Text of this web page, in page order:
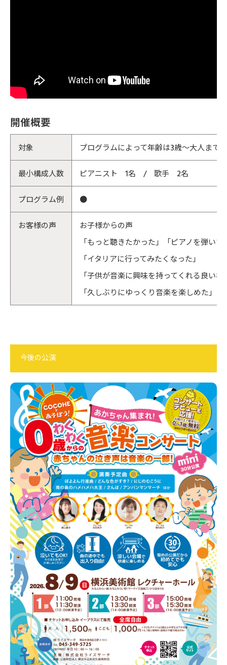
開催概要
対象 プログラムによって年齢は3歳～大人まで
最小構成人数 ピアニスト 1名 / 歌手 2名
プログラム例 ●
お客様の声
お子様からの声
「もっと聴きたかった」「ピアノを弾い
「イタリアに行ってみたくなった」
「子供が音楽に興味を持ってくれる良い
「久しぶりにゆっくり音楽を楽しめた」
今後の公演